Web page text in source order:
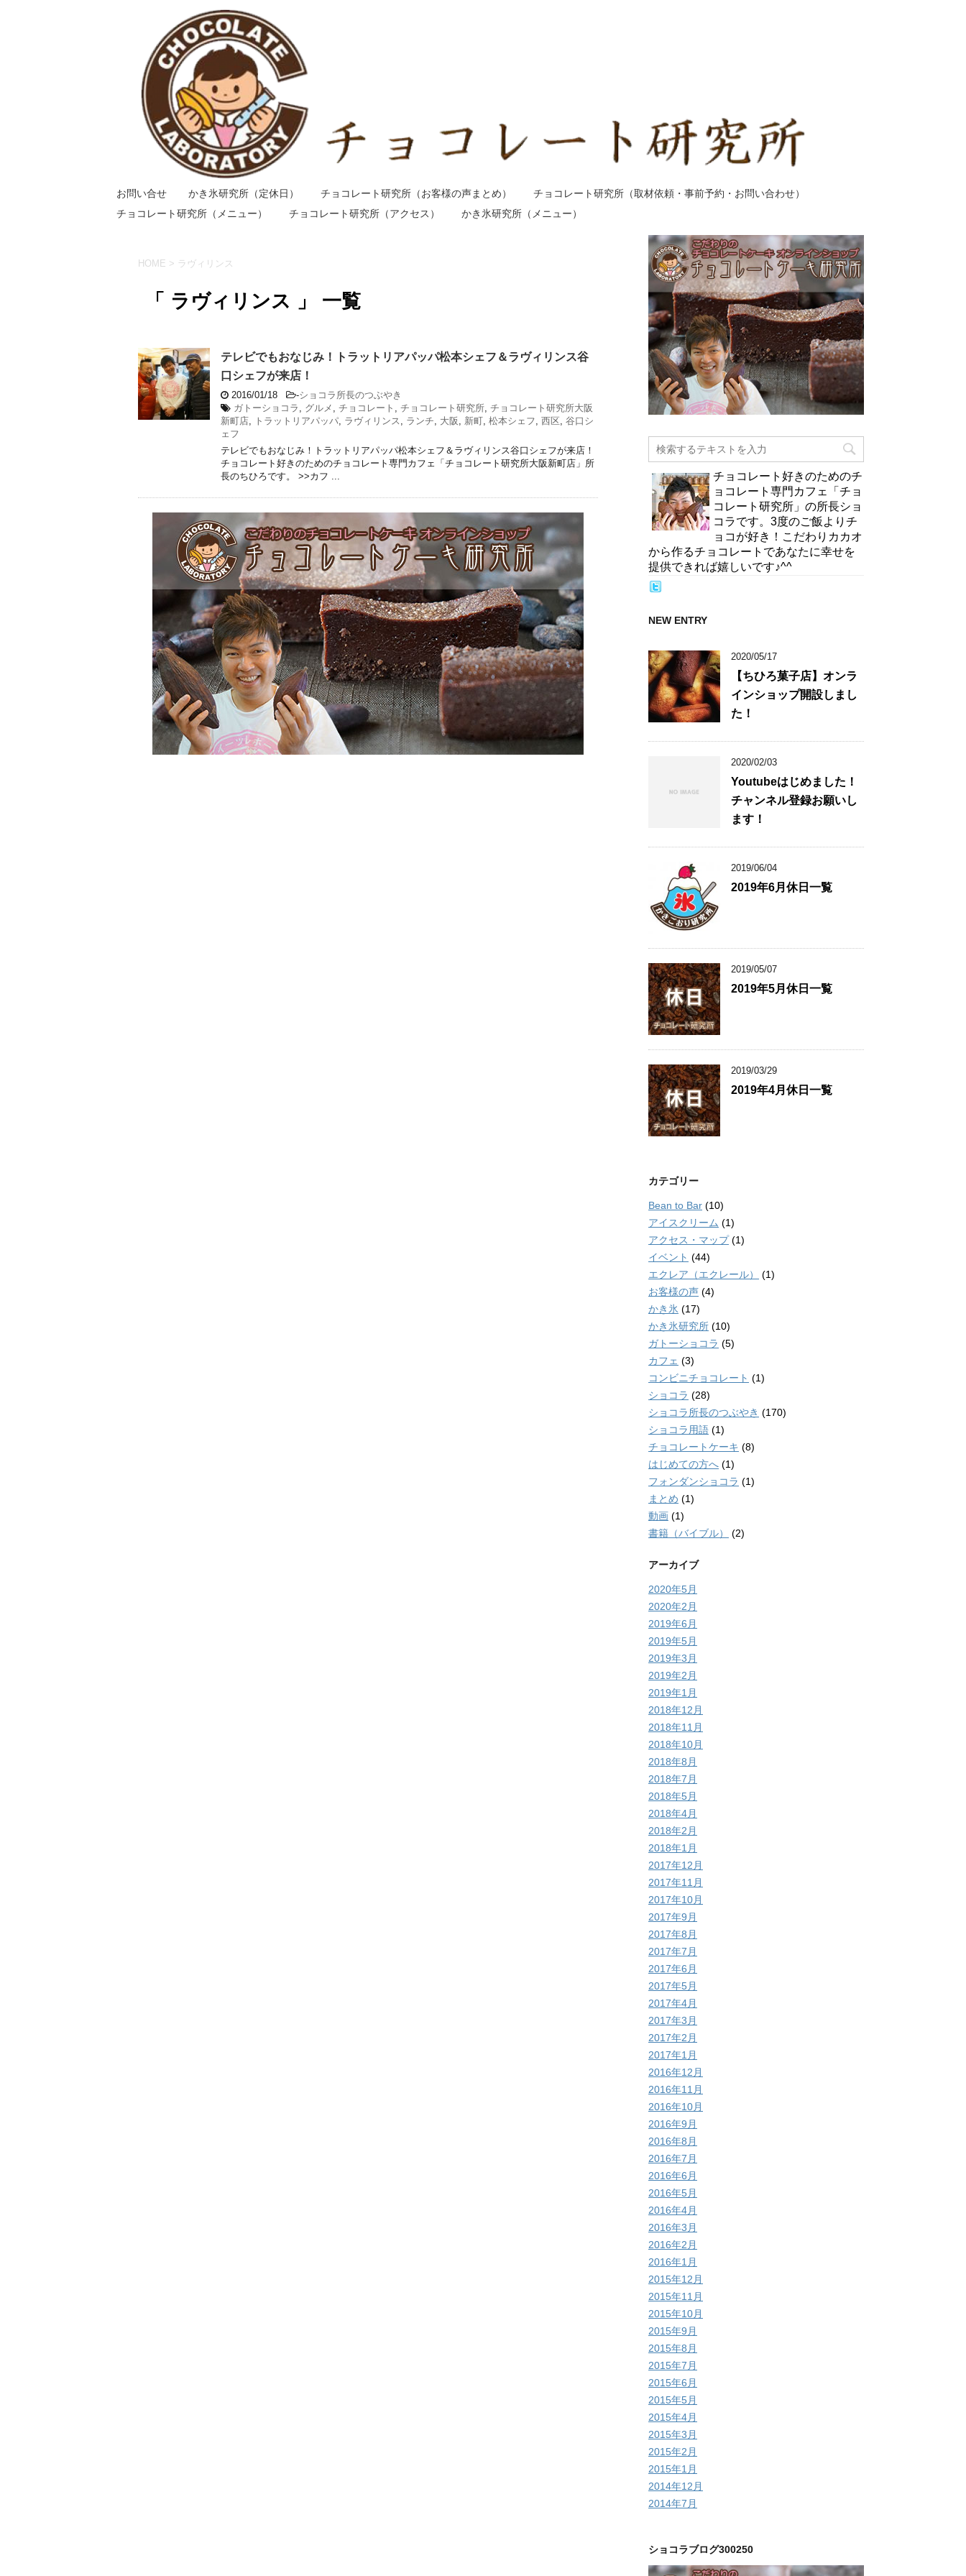
お問い合せ かき氷研究所（定休日） チョコレート研究所（お客様の声まとめ）
チョコレート研究所（取材依頼・事前予約・お問い合わせ）
チョコレート研究所（メニュー）
チョコレート研究所（アクセス） かき氷研究所（メニュー）
HOME > ラヴィリンス
「 ラヴィリンス 」 一覧
テレビでもおなじみ！トラットリアパッパ松本シェフ＆ラヴィリンス谷
口シェフが来店！
2016/01/18 -ショコラ所長のつぶやき
ガトーショコラ
グルメ チョコレート チョコレート研究所 チョコレート研究所大阪
新町店
トラットリアパッパ ラヴィリンス ランチ 大阪 新町 松本シェフ 西区 谷口シ
ェフ
テレビでもおなじみ！トラットリアパッパ松本シェフ＆ラヴィリンス谷口シェフが来店！
チョコレート好きのためのチョコレート専門カフェ「チョコレート研究所大阪新町店」所
長のちひろです。 >>カフ ...
チョコレート好きのためのチ
ョコレート専門カフェ「チョ
コレート研究所」の所長ショ
コラです。3度のご飯よりチ
ョコが好き！こだわりカカオ
から作るチョコレートであなたに幸せを
提供できれば嬉しいです♪^^
NEW ENTRY
2020/05/17
【ちひろ菓子店】オンラ
インショップ開設しまし
た！
2020/02/03
Youtubeはじめました！
チャンネル登録お願いし
ます！
2019/06/04
2019年6月休日一覧
2019/05/07
2019年5月休日一覧
2019/03/29
2019年4月休日一覧
カテゴリー
Bean to Bar (10)
アイスクリーム (1)
アクセス・マップ(1)
イベント (44)
エクレア（エクレール）
(1)
お客様の声 (4)
かき氷 (17)
かき氷研究所 (10)
ガトーショコラ (5)
カフェ (3)
コンビニチョコレート (1)
ショコラ (28)
ショコラ所長のつぶやき (170)
ショコラ用語 (1)
チョコレートケーキ (8)
はじめての方へ (1)
フォンダンショコラ (1)
まとめ (1)
動画 (1)
書籍（バイブル）
(2)
アーカイブ
2020年5月
2020年2月
2019年6月
2019年5月
2019年3月
2019年2月
2019年1月
2018年12月
2018年11月
2018年10月
2018年8月
2018年7月
2018年5月
2018年4月
2018年2月
2018年1月
2017年12月
2017年11月
2017年10月
2017年9月
2017年8月
2017年7月
2017年6月
2017年5月
2017年4月
2017年3月
2017年2月
2017年1月
2016年12月
2016年11月
2016年10月
2016年9月
2016年8月
2016年7月
2016年6月
2016年5月
2016年4月
2016年3月
2016年2月
2016年1月
2015年12月
2015年11月
2015年10月
2015年9月
2015年8月
2015年7月
2015年6月
2015年5月
2015年4月
2015年3月
2015年2月
2015年1月
2014年12月
2014年7月
ショコラブログ300250